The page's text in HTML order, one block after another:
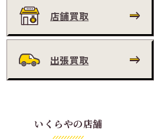
店舗買取
出張買取
いくらやの店舗